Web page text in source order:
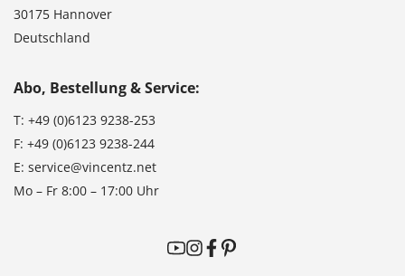
30175 Hannover
Deutschland
Abo, Bestellung & Service:
T: +49 (0)6123 9238-253
F: +49 (0)6123 9238-244
E: service@vincentz.net
Mo – Fr 8:00 – 17:00 Uhr